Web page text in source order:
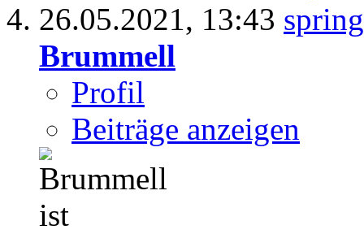
26.05.2021, 13:43
Brummell
Profil
Beiträge anzeigen